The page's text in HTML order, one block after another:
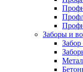
Заборы и